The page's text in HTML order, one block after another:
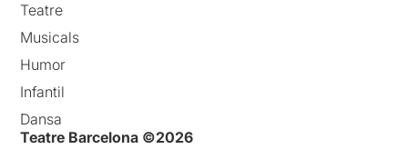
Teatre
Musicals
Humor
Infantil
Dansa
Teatre Barcelona ©2026